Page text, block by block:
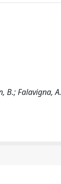
B.; Falavigna,